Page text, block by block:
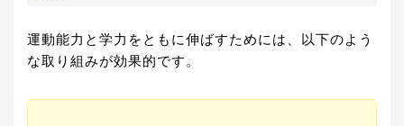
運動能力と学力をともに伸ばすためには、以下のよう
な取り組みが効果的です。